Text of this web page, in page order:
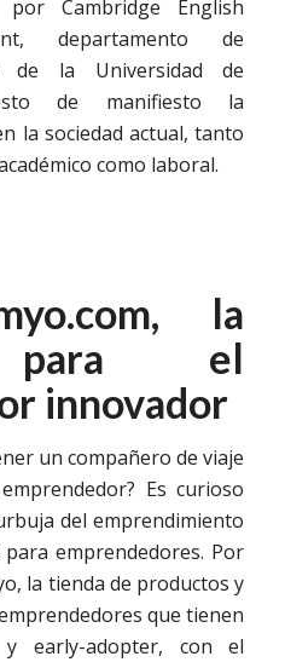
Cambridge English
departamento de
de la Universidad de
de manifiesto la
la sociedad actual, tanto
como laboral.
la
para el
innovador
un compañero de viaje
Es curioso
del emprendimiento
emprendedores. Por
la tienda de productos y
que tienen
early-adopter, con el